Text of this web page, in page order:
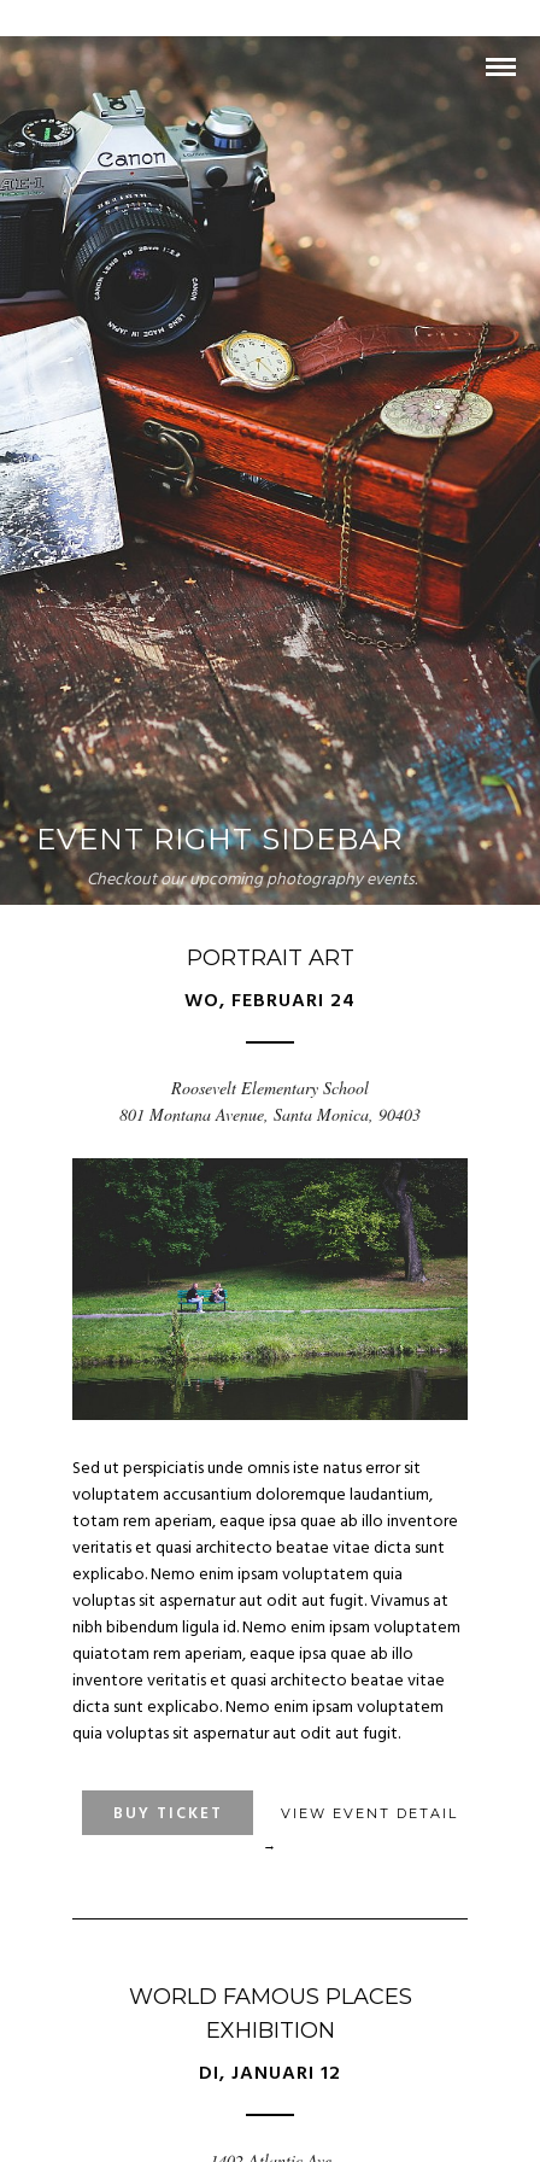
EVENT RIGHT SIDEBAR
Checkout our upcoming photography events.
PORTRAIT ART
WO, FEBRUARI 24
Roosevelt Elementary School
801 Montana Avenue, Santa Monica, 90403
Sed ut perspiciatis unde omnis iste natus error sit
voluptatem accusantium doloremque laudantium,
totam rem aperiam, eaque ipsa quae ab illo inventore
veritatis et quasi architecto beatae vitae dicta sunt
explicabo. Nemo enim ipsam voluptatem quia
voluptas sit aspernatur aut odit aut fugit. Vivamus at
nibh bibendum ligula id. Nemo enim ipsam voluptatem
quiatotam rem aperiam, eaque ipsa quae ab illo
inventore veritatis et quasi architecto beatae vitae
dicta sunt explicabo. Nemo enim ipsam voluptatem
quia voluptas sit aspernatur aut odit aut fugit.
BUY TICKET
VIEW EVENT DETAIL
→
WORLD FAMOUS PLACES
EXHIBITION
DI, JANUARI 12